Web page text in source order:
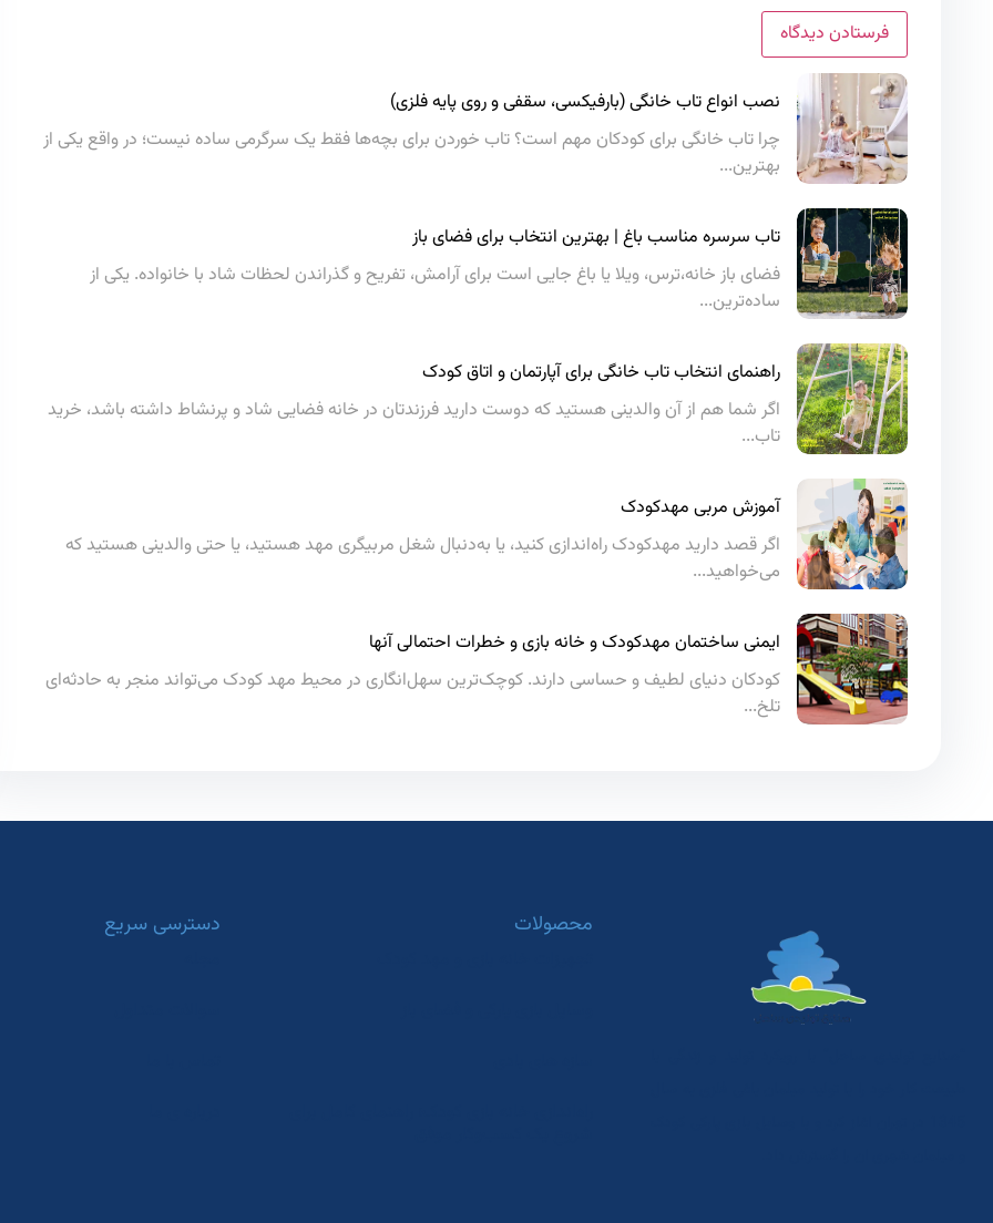
نصب انواع تاب خانگی (بارفیکسی، سقفی و روی پایه فلزی)
چرا تاب خانگی برای کودکان مهم است؟ تاب خوردن برای بچه‌ها فقط یک سرگرمی ساده نیست؛ در واقع یکی از
بهترین...
تاب سرسره مناسب باغ | بهترین انتخاب برای فضای باز
فضای باز خانه،ترس، ویلا یا باغ جایی است برای آرامش، تفریح و گذراندن لحظات شاد با خانواده. یکی از
ساده‌ترین...
راهنمای انتخاب تاب خانگی برای آپارتمان و اتاق کودک
اگر شما هم از آن والدینی هستید که دوست دارید فرزندتان در خانه فضایی شاد و پرنشاط داشته باشد، خرید
تاب...
آموزش مربی مهدکودک
اگر قصد دارید مهدکودک راه‌اندازی کنید، یا به‌دنبال شغل مربیگری مهد هستید، یا حتی والدینی هستید که
می‌خواهید...
ایمنی ساختمان مهدکودک و خانه بازی و خطرات احتمالی آنها
کودکان دنیای لطیف و حساسی دارند. کوچک‌ترین سهل‌انگاری در محیط مهد کودک می‌تواند منجر به حادثه‌ای
تلخ...
محصولات دسترسی سریع